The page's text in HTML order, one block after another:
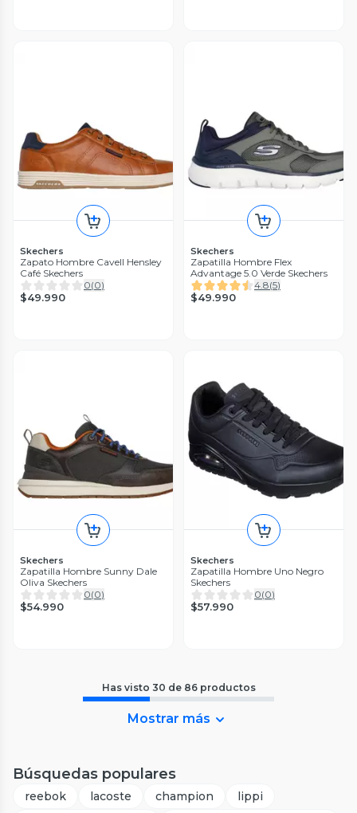
Skechers
Zapato Hombre Cavell Hensley
Café Skechers
0(0)
$49.990
Skechers
Zapatilla Hombre Flex
Advantage 5.0 Verde Skechers
4.8(5)
$49.990
Skechers
Zapatilla Hombre Sunny Dale
Oliva Skechers
0(0)
$54.990
Skechers
Zapatilla Hombre Uno Negro
Skechers
0(0)
$57.990
Has visto 30 de 86 productos
Mostrar más
Búsquedas populares
reebok lacoste champion
lippi